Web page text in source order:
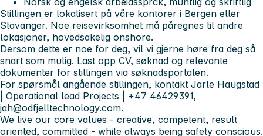
Stillingen er lokalisert på våre kontorer i Bergen eller
Stavanger. Noe reisevirksomhet må påregnes til andre
lokasjoner, hovedsakelig onshore.
Dersom dette er noe for deg, vil vi gjerne høre fra deg så
snart som mulig. Last opp CV, søknad og relevante
dokumenter for stillingen via søknadsportalen.
For spørsmål angående stillingen, kontakt Jarle Haugstad
| Operational lead Projects | +47 46429391,
jah@odfjelltechnology.com.
We live our core values - creative, competent, result
oriented, committed - while always being safety conscious.